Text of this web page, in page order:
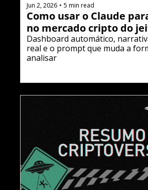
Jun 2, 2026 • 5 min read
Como usar o Claude
no mercado cripto do
Dashboard automático,
real e o prompt que muda a
analisar